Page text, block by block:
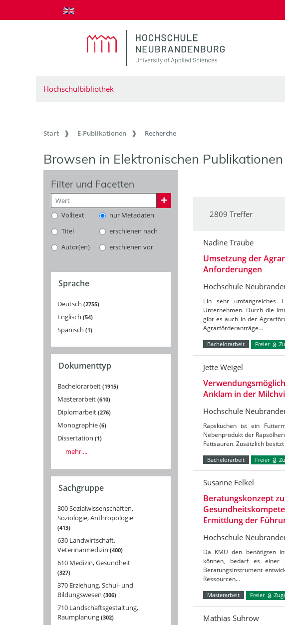
zum Inhalt springen
Hochschulbibliothek
Start E-Publikationen Recherche
Browsen in Elektronischen Publikationen
Filter und Facetten
Volltext
nur Metadaten
Titel
erschienen nach
Autor(en)
erschienen vor
Sprache
Deutsch 2755
Englisch 54
Spanisch 1
Dokumenttyp
Bachelorarbeit 1915
Masterarbeit 610
Diplomarbeit 276
Monographie 6
Dissertation 1
mehr ...
Sachgruppe
300 Sozialwissenschaften,
Soziologie, Anthropologie
413
630 Landwirtschaft,
Veterinärmedizin 400
610 Medizin, Gesundheit
327
370 Erziehung, Schul- und
Bildungswesen 306
710 Landschaftsgestaltung,
Raumplanung 302
2809 Treffer
Nadine Traube
Umsetzung der
Anforderungen
Hochschule
Ein sehr umfangreiches
Unternehmen. Durch die
gibt es auch in der
Agrarförderanträge…
Bachelorarbeit Freier
Jette Weigel
Anklam in der
Hochschule
Rapskuchen ist ein
Nebenprodukt der
Fettsäuren. Zusätzlich
Bachelorarbeit Freier
Susanne Felkel
Beratungskonzept
Ermittlung der
Hochschule
Da KMU den benötigten
können, bedarf es einer
Beratungsinstrument
Ressourcen…
Masterarbeit Freier
Mathias Suhrow